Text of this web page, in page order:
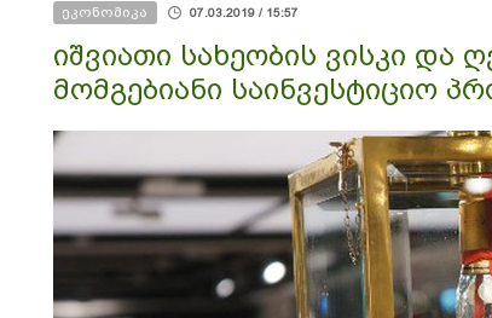
ეკონომიკა 07.03.2019 / 15:57
იშვიათი სახეობის ვისკი და
მომგებიანი საინვესტიციო